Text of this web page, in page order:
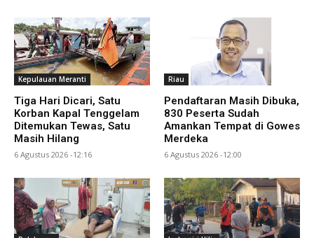
Kepulauan Meranti
Tiga Hari Dicari, Satu
Korban Kapal Tenggelam
Ditemukan Tewas, Satu
Masih Hilang
6 Agustus 2026 -12:16
Riau
Pendaftaran Masih Dibuka,
830 Peserta Sudah
Amankan Tempat di Gowes
Merdeka
6 Agustus 2026 -12:00